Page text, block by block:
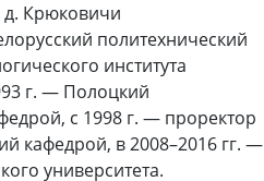
д. Крюковичи
политехнический
института
г. — Полоцкий
с 1998 г. — проректор
кафедрой, в 2008–2016 гг. —
университета.